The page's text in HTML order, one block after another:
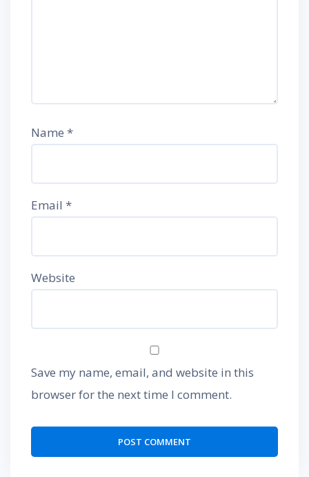
Name *
Email *
Website
Save my name, email, and website in this
browser for the next time I comment.